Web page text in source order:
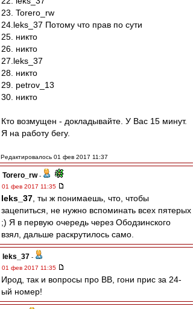
23. Torero_rw
24.leks_37 Потому что прав по сути
25. никто
26. никто
27.leks_37
28. никто
29. petrov_13
30. никто
Кто возмущен - докладывайте. У Вас 15 минут.
Я на работу бегу.
Редактировалось 01 фев 2017 11:37
Torero_rw-
01 фев 2017 11:35
leks_37 , ты ж понимаешь, что, чтобы
зацепиться, не нужно вспоминать всех пятерых
;) Я в первую очередь через Ободзинского
взял, дальше раскрутилось само.
leks_37 -
01 фев 2017 11:35
Ирод, так и вопросы про ВВ, гони прис за 24-
ый номер!